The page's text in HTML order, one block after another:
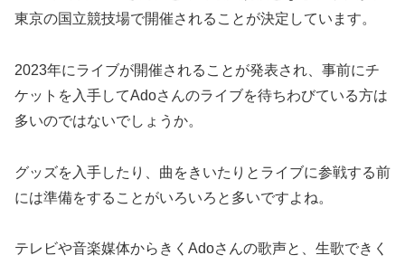
東京の国立競技場で開催されることが決定しています。
2023年にライブが開催されることが発表され、事前にチ
ケットを入手してAdoさんのライブを待ちわびている方は
多いのではないでしょうか。
グッズを入手したり、曲をきいたりとライブに参戦する前
には準備をすることがいろいろと多いですよね。
テレビや音楽媒体からきくAdoさんの歌声と、生歌できく